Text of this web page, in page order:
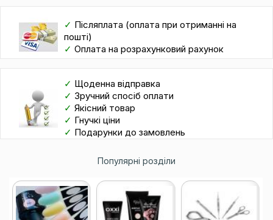
✓ Післяплата (оплата при отриманні на
пошті)
✓ Оплата на розрахунковий рахунок
✓ Щоденна відправка
✓ Зручний спосіб оплати
✓ Якісний товар
✓ Гнучкі ціни
✓ Подарунки до замовлень
Популярні розділи